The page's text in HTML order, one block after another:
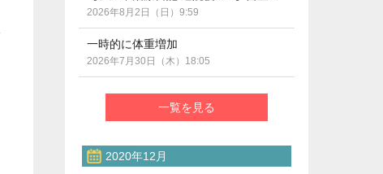
2026年8月2日（日）9:59
一時的に体重増加
2026年7月30日（木）18:05
一覧を見る
2020年12月